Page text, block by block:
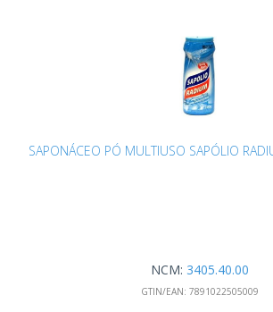
SAPONÁCEO PÓ MULTIUSO SAPÓLIO
NCM: 3405.40.00
GTIN/EAN: 7891022505009